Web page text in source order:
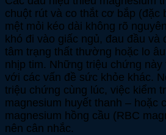
chuột rút và co thắt cơ bắp (đặc
mệt mỏi kéo dài không rõ
khó đi vào giấc ngủ, đau đầu và
tâm trạng thất thường hoặc lo
nhịp tim. Những triệu chứng
với các vấn đề sức khỏe khác.
triệu chứng cùng lúc, việc kiểm
magnesium huyết thanh – hoặc
magnesium hồng cầu (RBC
nên cân nhắc.